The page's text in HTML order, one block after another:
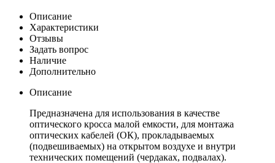
Описание
Характеристики
Отзывы
Задать вопрос
Наличие
Дополнительно
Описание
Предназначена для использования в качестве
оптического кросса малой емкости, для монтажа
оптических кабелей (ОК), прокладываемых
(подвешиваемых) на открытом воздухе и внутри
технических помещений (чердаках, подвалах).